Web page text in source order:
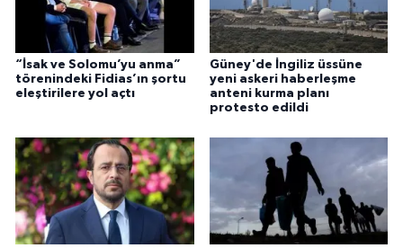
“İsak ve Solomu’yu anma”
törenindeki Fidias’ın şortu
eleştirilere yol açtı
Güney'de İngiliz üssüne
yeni askeri haberleşme
anteni kurma planı
protesto edildi